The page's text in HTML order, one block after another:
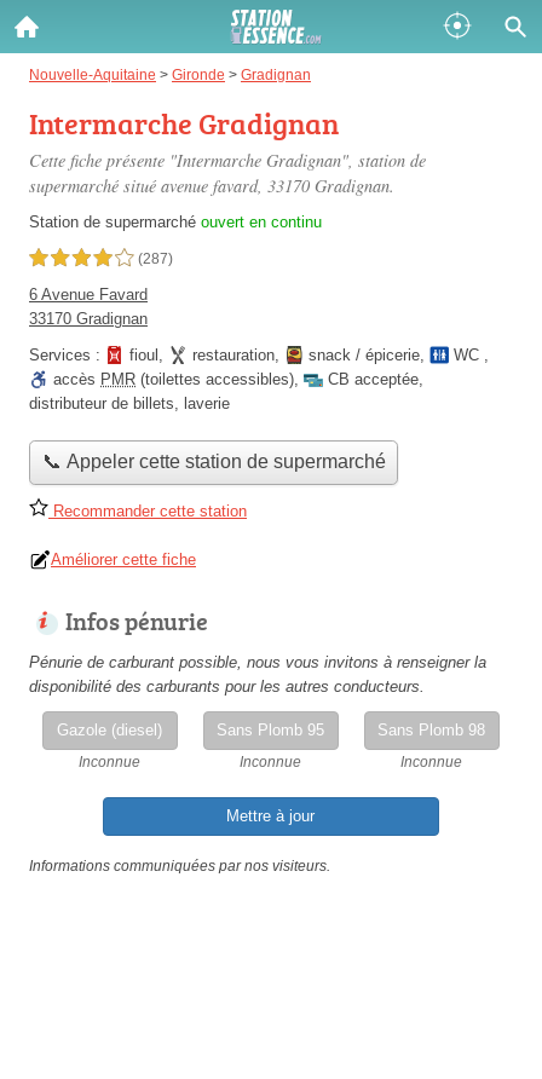
Nouvelle-Aquitaine > Gironde > Gradignan
Intermarche Gradignan
Cette fiche présente "Intermarche Gradignan", station de
supermarché situé avenue favard, 33170 Gradignan.
Station de supermarché ouvert en continu
4,0 étoiles sur 5 (287)
6 Avenue Favard
33170 Gradignan
Services :
fioul , restauration, snack / épicerie, WC ,
accès PMR (toilettes accessibles), CB acceptée,
distributeur de billets, laverie
📞 Appeler cette station de supermarché
Recommander cette station
Améliorer cette fiche
Infos pénurie
Pénurie de carburant possible, nous vous invitons à renseigner la
disponibilité des carburants pour les autres conducteurs.
Gazole (diesel)
Inconnue
Sans Plomb 95
Inconnue
Sans Plomb 98
Inconnue
Mettre à jour
Informations communiquées par nos visiteurs.
Gazole :
Disponible
SP 98 :
Disponible
SP 95 :
Disponible